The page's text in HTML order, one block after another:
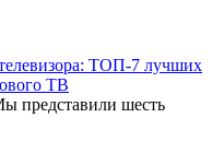
ТОП-7 лучших
ТВ
представили шесть